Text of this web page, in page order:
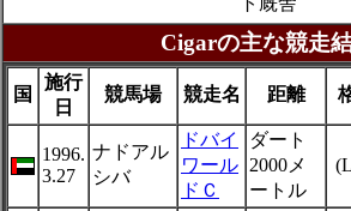
Cigarの主な競走
国
施行
日
競馬場 競走名 距離
1996.
3.27
ナドアル
シバ
ドバイ
ワール
ドＣ
ダート
2000メ
ートル